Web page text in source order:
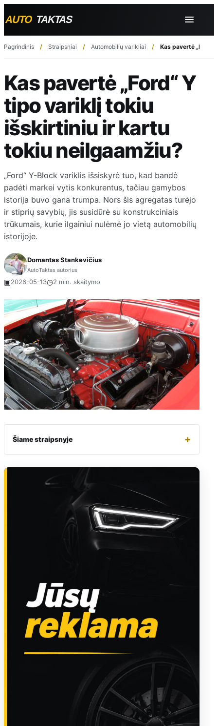
Pagrindinis Straipsniai Automobilių varikliai Kas pavertė
Kas pavertė „Ford“ Y
tipo variklį tokiu
išskirtiniu ir kartu
tokiu neilgaamžiu?
„Ford“ Y-Block variklis išsiskyrė tuo, kad bandė
padėti markei vytis konkurentus, tačiau gamybos
istorija buvo gana trumpa. Nors šis agregatas turėjo
ir stiprių savybių, jis susidūrė su konstrukciniais
trūkumais, kurie ilgainiui nulėmė jo vietą automobilių
istorijoje.
Domantas Stankevičius
AutoTaktas autorius
▣2026-05-13◷2 min. skaitymo
Šiame straipsnyje +